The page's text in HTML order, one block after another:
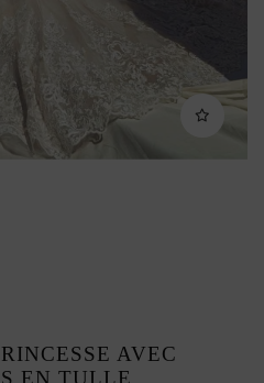
AVEC
EN TULLE